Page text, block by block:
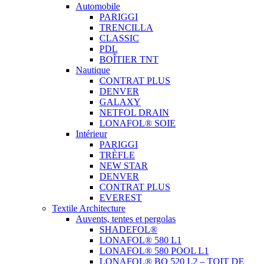
Automobile
PARIGGI
TRENCILLA
CLASSIC
PDL
BOÎTIER TNT
Nautique
CONTRAT PLUS
DENVER
GALAXY
NETFOL DRAIN
LONAFOL® SOIE
Intérieur
PARIGGI
TRÈFLE
NEW STAR
DENVER
CONTRAT PLUS
EVEREST
Textile Architecture
Auvents, tentes et pergolas
SHADEFOL®
LONAFOL® 580 L1
LONAFOL® 580 POOL L1
LONAFOL® BO 520 L2 – TOIT DE